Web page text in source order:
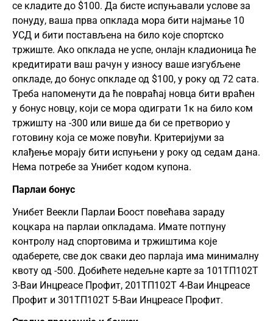
се кладите до $100. Да бисте испуњавали услове за
понуду, ваша прва опклада мора бити најмање 10
УСД и бити постављена на било које спортско
тржиште. Ако опклада не успе, онлајн кладионица ће
кредитирати ваш рачун у износу ваше изгубљене
опкладе, до бонус опкладе од $100, у року од 72 сата.
Треба напоменути да ће повраћај новца бити враћен
у бонус новцу, који се мора одиграти 1к на било ком
тржишту на -300 или више да би се претворио у
готовину која се може повући. Критеријуми за
клађење морају бити испуњени у року од седам дана.
Нема потребе за Унибет кодом купона.
Парлаи бонус
Унибет Веекли Парлаи Боост повећава зараду
коцкара на парлаи опкладама. Имате потпуну
контролу над спортовима и тржиштима које
одаберете, све док сваки део парлаја има минималну
квоту од -500. Добићете недељне карте за 101ТП102Т
3-Ваи Инцреасе Профит, 201ТП102Т 4-Ваи Инцреасе
Профит и 301ТП102Т 5-Ваи Инцреасе Профит.